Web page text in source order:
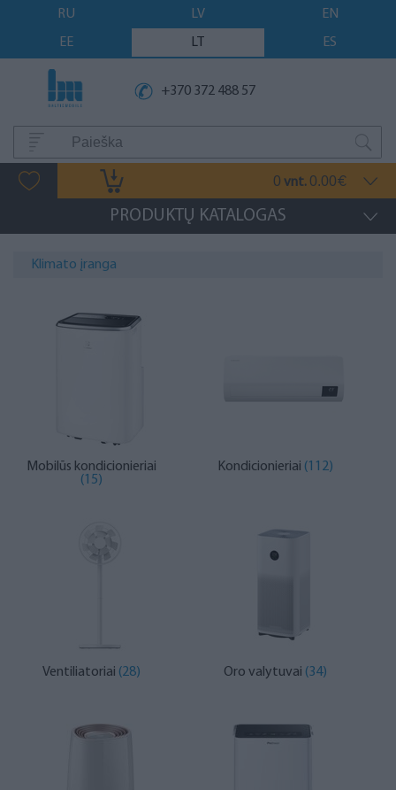
RU LV
EN
EE
LT ES
+370 372 488 57
0 vnt. 0.00€
PRODUKTŲ KATALOGAS
Klimato įranga
Mobilūs kondicionieriai
(15)
Kondicionieriai (112)
Ventiliatoriai (28) Oro valytuvai (34)